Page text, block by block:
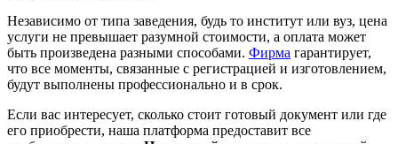
Независимо от типа заведения, будь то институт или вуз, цена
услуги не превышает разумной стоимости, а оплата может
быть произведена разными способами. Фирма гарантирует,
что все моменты, связанные с регистрацией и изготовлением,
будут выполнены профессионально и в срок.
Если вас интересует, сколько стоит готовый документ или где
его приобрести, наша платформа предоставит все